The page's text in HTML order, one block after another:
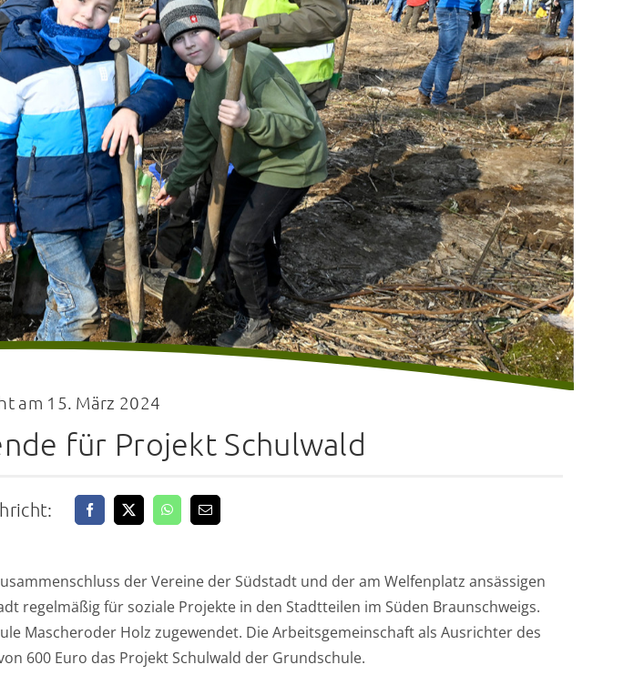
am 15. März 2024
für Projekt Schulwald
der Vereine der Südstadt und der am Welfenplatz ansässigen
regelmäßig für soziale Projekte in den Stadtteilen im Süden Braunschweigs.
Mascheroder Holz zugewendet. Die Arbeitsgemeinschaft als Ausrichter des
600 Euro das Projekt Schulwald der Grundschule.